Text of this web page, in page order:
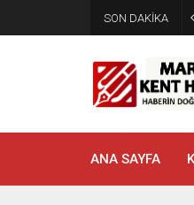
SON DAKİKA
ANA SAYFA